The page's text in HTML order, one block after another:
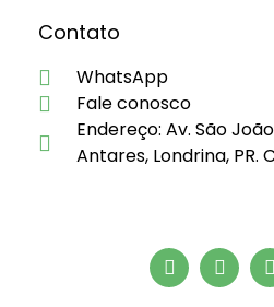
Contato
WhatsApp
Fale conosco
Endereço: Av. São
Antares, Londrina, PR.